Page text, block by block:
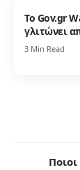
Το Gov.gr
γλιτώνει
3 Min Read